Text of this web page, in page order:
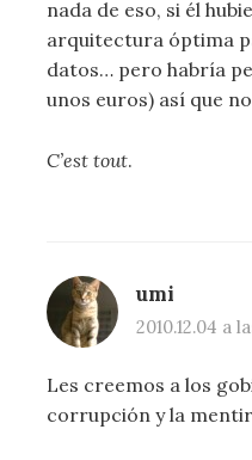
nada de eso, si él
arquitectura óptima
datos… pero habría
unos euros) así que
C’est tout.
umi
2010.12.04 a
Les creemos a los
corrupción y la